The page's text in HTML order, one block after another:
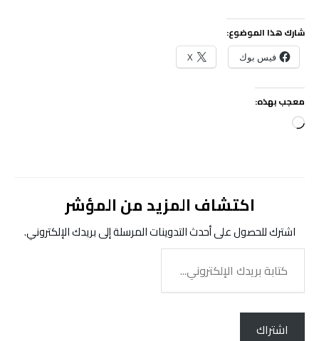
شارك هذا الموضوع:
فيس بوك X
معجب بهذه:
جاري
اكتشاف المزيد من المؤشر
اشترك للحصول على أحدث التدوينات المرسلة إلى بريدك الإلكتروني.
بريدك
الإلكتروني...
اشتراك